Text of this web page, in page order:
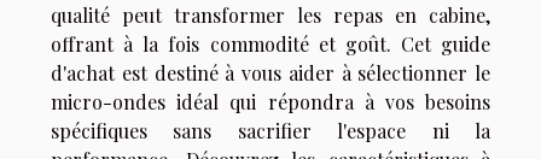
qualité peut transformer les repas en cabine,
offrant à la fois commodité et goût. Cet guide
d'achat est destiné à vous aider à sélectionner le
micro-ondes idéal qui répondra à vos besoins
spécifiques sans sacrifier l'espace ni la